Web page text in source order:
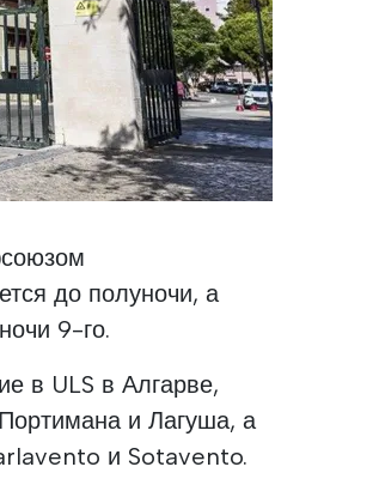
до полуночи, а
9-го.
в ULS в Алгарве,
и Лагуша, а
и Sotavento.